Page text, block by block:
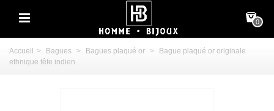
0
Accueil > Bagues > Bagues plaqué or >
Bague plaqué or originale
ethnique tête indien